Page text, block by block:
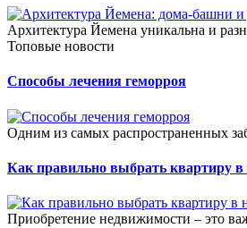
Архитектура Йемена уникальна и
Топовые новости
Способы лечения геморроя
Одним из самых распространенных
Как правильно выбрать квартиру в
Приобретение недвижимости – это